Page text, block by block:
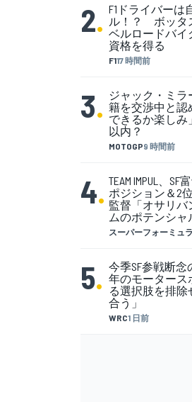
2.
F117 時間前
F1ドライバーは
ル！？ ボッタ
ベルロードバイ
資格を得る
3.
MOTOGP9 時間前
ジャック・ミラ
籍を交渉中と認
できるか楽しみ
以内？
4.
スーパーフォーミュラ
TEAM IMPUL、
ポジション＆2
監督「オサリバ
ムのポテンシャ
5.
WRC1 日前
今季SF参戦断念
年のモータース
る選択肢を排除
合う」